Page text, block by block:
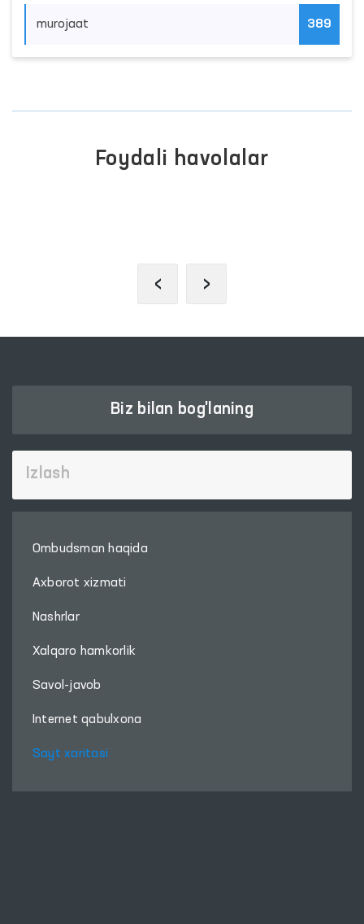
murojaat 389
Foydali havolalar
‹ ›
Biz bilan bog'laning
Ombudsman haqida
Axborot xizmati
Nashrlar
Xalqaro hamkorlik
Savol-javob
Internet qabulxona
Sayt xaritasi